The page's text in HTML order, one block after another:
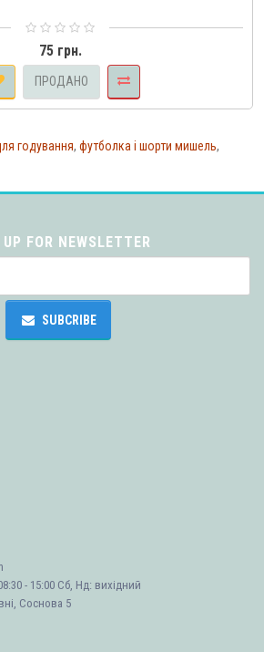
75 грн.
ПРОДАНО
годування, футболка і шорти мишель,
FOR NEWSLETTER
SUBCRIBE
- 15:00 Сб, Нд: вихідний
Соснова 5